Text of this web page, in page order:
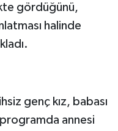
gördüğünü,
halinde
genç kız, babası
programda annesi